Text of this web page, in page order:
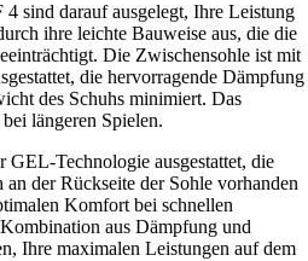
sind darauf ausgelegt, Ihre Leistung
ihre leichte Bauweise aus, die die
Die Zwischensohle ist mit
die hervorragende Dämpfung
des Schuhs minimiert. Das
längeren Spielen.
GEL-Technologie ausgestattet, die
der Rückseite der Sohle vorhanden
Komfort bei schnellen
aus Dämpfung und
Ihre maximalen Leistungen auf dem